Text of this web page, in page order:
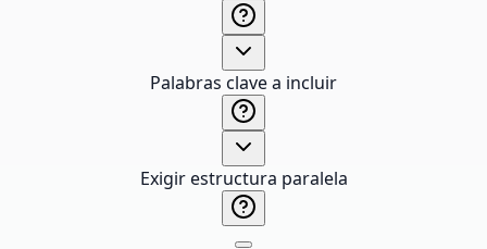
Palabras clave a incluir
Exigir estructura paralela